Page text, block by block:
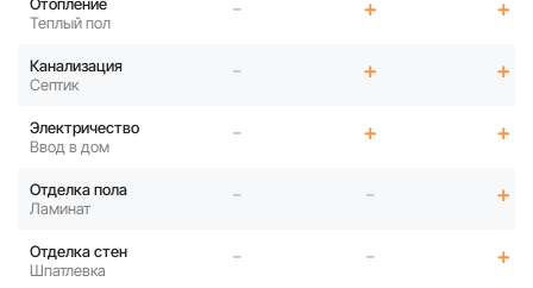
Теплый пол
- + +
Канализация
Септик
- + +
Электричество
Ввод в дом
- + +
Отделка пола
Ламинат
- - +
Отделка стен
Шпатлевка
- - +